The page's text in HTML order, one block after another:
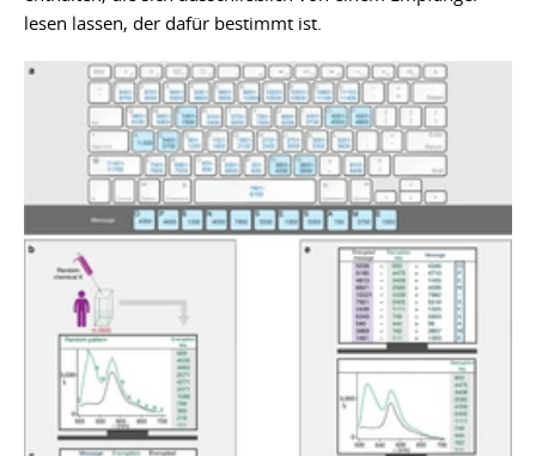
lesen lassen, der dafür bestimmt ist.